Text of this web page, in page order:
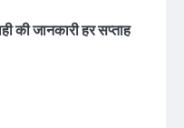
की जानकारी हर सप्ताह